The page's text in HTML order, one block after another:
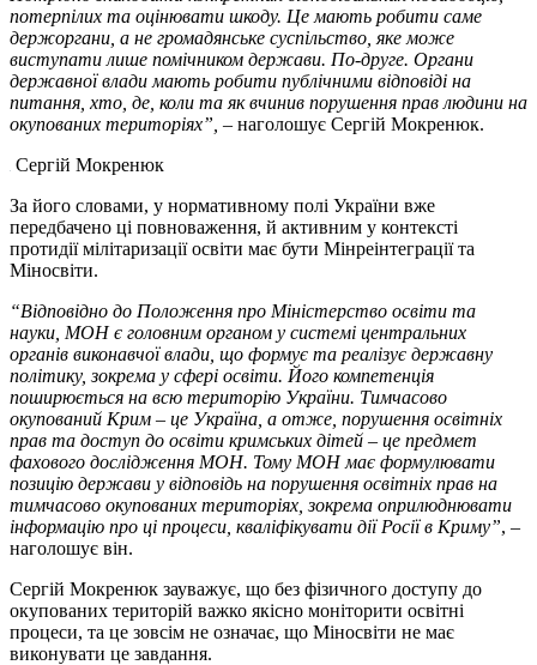
потерпілих та оцінювати шкоду. Це мають робити саме
держоргани, а не громадянське суспільство, яке може
виступати лише помічником держави. По-друге. Органи
державної влади мають робити публічними відповіді на
питання, хто, де, коли та як вчинив порушення прав людини на
окупованих територіях”, – наголошує Сергій Мокренюк.
Сергій Мокренюк
За його словами, у нормативному полі України вже
передбачено ці повноваження, й активним у контексті
протидії мілітаризації освіти має бути Мінреінтеграції та
Міносвіти.
“Відповідно до Положення про Міністерство освіти та
науки, МОН є головним органом у системі центральних
органів виконавчої влади, що формує та реалізує державну
політику, зокрема у сфері освіти. Його компетенція
поширюється на всю територію України. Тимчасово
окупований Крим – це Україна, а отже, порушення освітніх
прав та доступ до освіти кримських дітей – це предмет
фахового дослідження МОН. Тому МОН має формулювати
позицію держави у відповідь на порушення освітніх прав на
тимчасово окупованих територіях, зокрема оприлюднювати
інформацію про ці процеси, кваліфікувати дії Росії в Криму”, –
наголошує він.
Сергій Мокренюк зауважує, що без фізичного доступу до
окупованих територій важко якісно моніторити освітні
процеси, та це зовсім не означає, що Міносвіти не має
виконувати це завдання.